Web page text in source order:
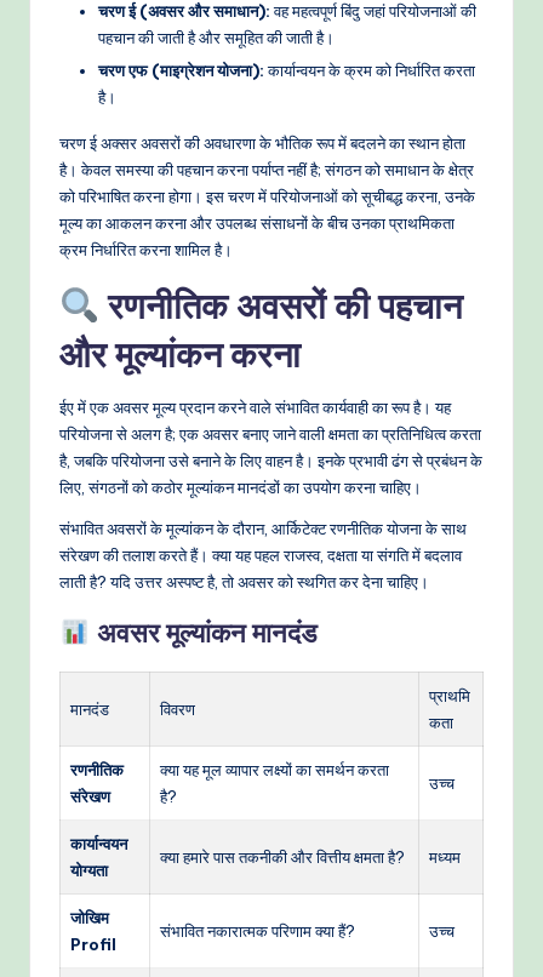
d
चरण ई (अवसर और समाधान):वह महत्वपूर्ण बिंदु जहां परियोजनाओं की
पहचान की जाती है और समूहित की जाती है।
चरण एफ (माइग्रेशन योजना):कार्यान्वयन के क्रम को निर्धारित करता
है।
चरण ई अक्सर अवसरों की अवधारणा के भौतिक रूप में बदलने का स्थान होता
है। केवल समस्या की पहचान करना पर्याप्त नहीं है; संगठन को समाधान के क्षेत्र
को परिभाषित करना होगा। इस चरण में परियोजनाओं को सूचीबद्ध करना, उनके
मूल्य का आकलन करना और उपलब्ध संसाधनों के बीच उनका प्राथमिकता
क्रम निर्धारित करना शामिल है।
रणनीतिक अवसरों की पहचान
और मूल्यांकन करना
ईए में एक अवसर मूल्य प्रदान करने वाले संभावित कार्यवाही का रूप है। यह
परियोजना से अलग है; एक अवसर बनाए जाने वाली क्षमता का प्रतिनिधित्व करता
है, जबकि परियोजना उसे बनाने के लिए वाहन है। इनके प्रभावी ढंग से प्रबंधन के
लिए, संगठनों को कठोर मूल्यांकन मानदंडों का उपयोग करना चाहिए।
संभावित अवसरों के मूल्यांकन के दौरान, आर्किटेक्ट रणनीतिक योजना के साथ
संरेखण की तलाश करते हैं। क्या यह पहल राजस्व, दक्षता या संगति में बदलाव
लाती है? यदि उत्तर अस्पष्ट है, तो अवसर को स्थगित कर देना चाहिए।
अवसर मूल्यांकन मानदंड
मानदंड विवरण
प्राथमि
कता
रणनीतिक
संरेखण
क्या यह मूल व्यापार लक्ष्यों का समर्थन करता
है?
उच्च
कार्यान्वयन
योग्यता
क्या हमारे पास तकनीकी और वित्तीय क्षमता है? मध्यम
जोखिम
Profil
संभावित नकारात्मक परिणाम क्या हैं? उच्च